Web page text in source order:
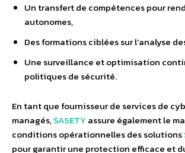
Un transfert de compétences pour
autonomes,
Des formations ciblées sur l’analyse
Une surveillance et optimisation
politiques de sécurité.
En tant que fournisseur de services de
managés,SASETY assure également le
conditions opérationnelles des solutions
pour garantir une protection efficace et